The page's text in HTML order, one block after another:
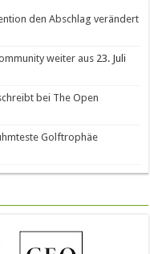
den Abschlag verändert
weiter aus 23. Juli
bei The Open
Golftrophäe